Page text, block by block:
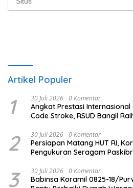
Artikel Populer
1 30 Juli 2026 0 Komentar
Angkat Prestasi
Code Stroke, RSUD Bangil
2 30 Juli 2026 0 Komentar
Persiapan Matang HUT RI,
Pengukuran Seragam
3 30 Juli 2026 0 Komentar
Babinsa Koramil 0825-18/